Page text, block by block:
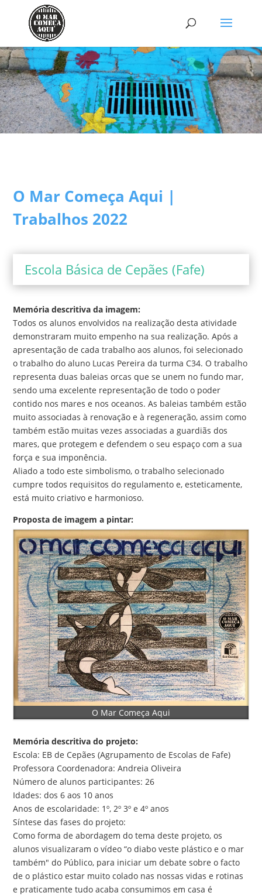
O Mar Começa Aqui |
Trabalhos 2022
Escola Básica de Cepães (Fafe)
Memória descritiva da imagem:
Todos os alunos envolvidos na realização desta atividade
demonstraram muito empenho na sua realização. Após a
apresentação de cada trabalho aos alunos, foi selecionado
o trabalho do aluno Lucas Pereira da turma C34. O trabalho
representa duas baleias orcas que se unem no fundo mar,
sendo uma excelente representação de todo o poder
contido nos mares e nos oceanos. As baleias também estão
muito associadas à renovação e à regeneração, assim como
também estão muitas vezes associadas a guardiãs dos
mares, que protegem e defendem o seu espaço com a sua
força e sua imponência.
Aliado a todo este simbolismo, o trabalho selecionado
cumpre todos requisitos do regulamento e, esteticamente,
está muito criativo e harmonioso.
Proposta de imagem a pintar:
O Mar Começa Aqui
Memória descritiva do projeto:
Escola: EB de Cepães (Agrupamento de Escolas de Fafe)
Professora Coordenadora: Andreia Oliveira
Número de alunos participantes: 26
Idades: dos 6 aos 10 anos
Anos de escolaridade: 1º, 2º 3º e 4º anos
Síntese das fases do projeto:
Como forma de abordagem do tema deste projeto, os
alunos visualizaram o vídeo “o diabo veste plástico e o mar
também" do Público, para iniciar um debate sobre o facto
de o plástico estar muito colado nas nossas vidas e rotinas
e praticamente tudo acaba consumimos em casa é